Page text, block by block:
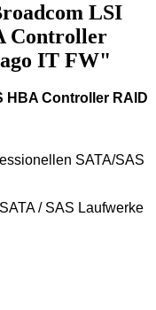
LSI
Controller
IT FW"
HBA Controller RAID
SATA/SAS
/ SAS Laufwerke